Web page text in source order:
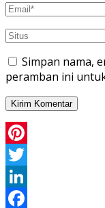
Simpan nama,
peramban ini
Pinterest
Twitter
LinkedIn